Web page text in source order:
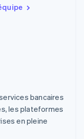
bancaires
les plateformes
en pleine